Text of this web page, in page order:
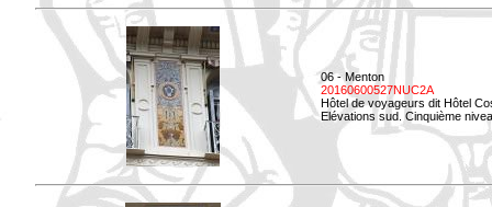
06 - Menton
20160600527NUC2A
Hôtel de voyageurs dit Hôtel
Elévations sud. Cinquième